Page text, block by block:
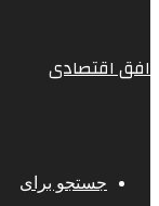
افق اقتصادی
جستجو برای